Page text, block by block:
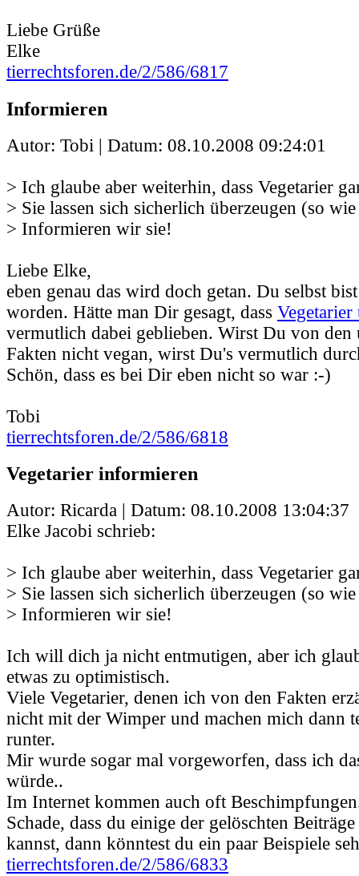
Liebe Grüße
Elke
tierrechtsforen.de/2/586/6817
Informieren
Autor: Tobi | Datum: 08.10.2008 09:24:01
> Ich glaube aber weiterhin, dass Vegetarier
> Sie lassen sich sicherlich überzeugen (so
> Informieren wir sie!
Liebe Elke,
eben genau das wird doch getan. Du selbst
worden. Hätte man Dir gesagt, dass
vermutlich dabei geblieben. Wirst Du von den
Fakten nicht vegan, wirst Du's vermutlich
Schön, dass es bei Dir eben nicht so war :-)
Tobi
tierrechtsforen.de/2/586/6818
Vegetarier informieren
Autor: Ricarda | Datum: 08.10.2008 13:04:37
Elke Jacobi schrieb:
> Ich glaube aber weiterhin, dass Vegetarier
> Sie lassen sich sicherlich überzeugen (so
> Informieren wir sie!
Ich will dich ja nicht entmutigen, aber ich
etwas zu optimistisch.
Viele Vegetarier, denen ich von den Fakten
nicht mit der Wimper und machen mich dann
runter.
Mir wurde sogar mal vorgeworfen, dass ich
würde..
Im Internet kommen auch oft
Schade, dass du einige der gelöschten
kannst, dann könntest du ein paar Beispiele
tierrechtsforen.de/2/586/6833